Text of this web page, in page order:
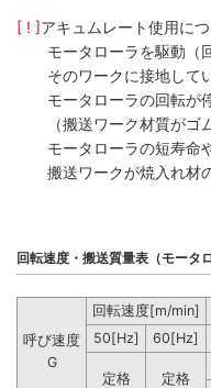
[ ! ]アキュムレート使用に
モータローラを駆動（
そのワークに接地して
モータローラの回転が
（搬送ワーク材質が
モータローラの短寿命
搬送ワークが焼入れ材
回転速度・搬送質量表（モータ
呼び速度
G
回転速度[m/min]
50[Hz]
60[Hz]
定格 定格